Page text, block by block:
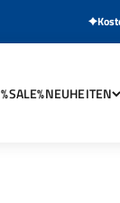
%SALE%NEUHEITEN